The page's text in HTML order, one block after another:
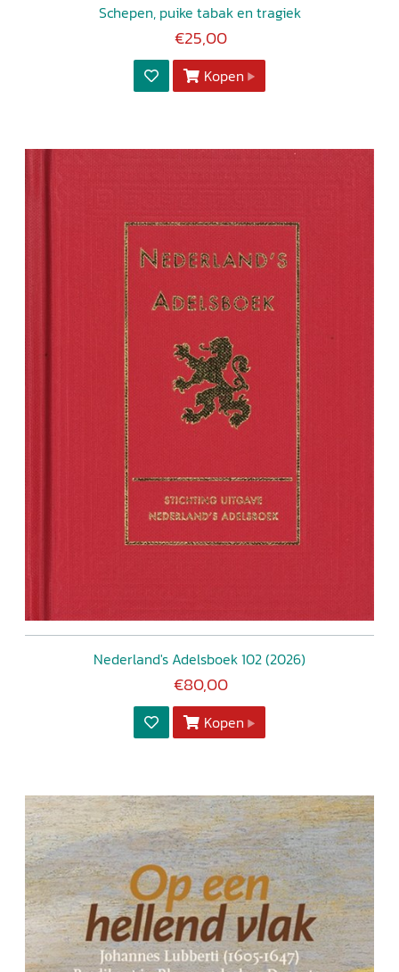
Schepen, puike tabak en tragiek
€25,00
Kopen
Nederland's Adelsboek 102 (2026)
€80,00
Kopen